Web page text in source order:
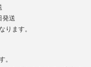
発送
ります。
。